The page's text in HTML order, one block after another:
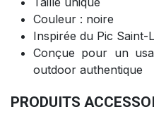
Couleur : noire
Inspirée du Pic
Conçue pour un
outdoor authentique
PRODUITS